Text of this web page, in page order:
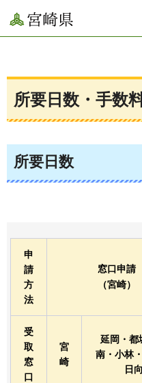
宮崎県
所要日数・手数
所要日数
申
請
方
法
窓口申請
（宮崎）
受
取
窓
口
宮
崎
延岡・都
南・小林
日向